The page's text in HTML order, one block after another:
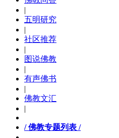
|
五明研究
|
社区推荐
|
图说佛教
|
有声佛书
|
佛教文汇
|
/ 佛教专题列表 /